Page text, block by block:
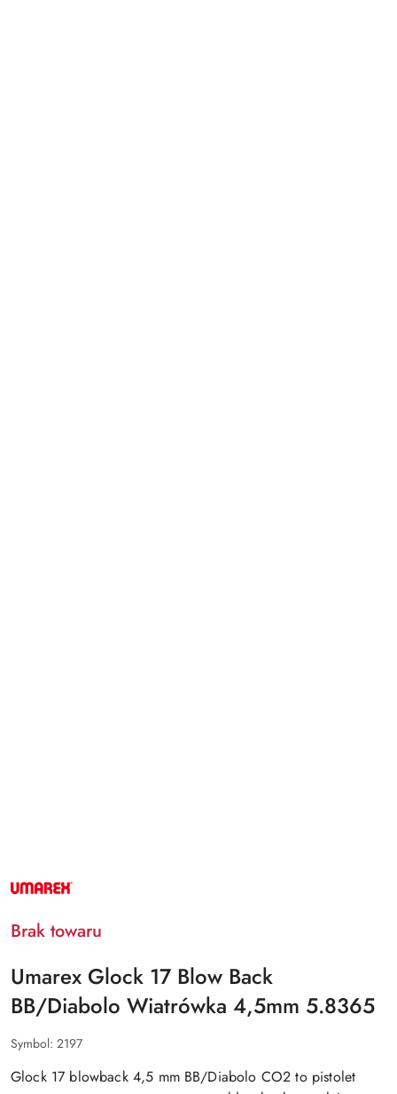
NAZWA
PRODUCENTA:
Brak towaru
Umarex Glock 17 Blow Back
BB/Diabolo Wiatrówka 4,5mm 5.8365
Symbol: 2197
Glock 17 blowback 4,5 mm BB/Diabolo CO2 to pistolet